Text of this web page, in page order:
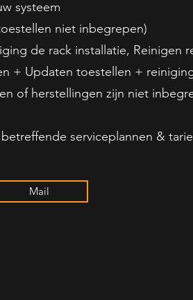
systeem
niet inbegrepen)
de rack installatie, Reinigen
+ Updaten toestellen +
of herstellingen zijn niet
serviceplannen &
Mail